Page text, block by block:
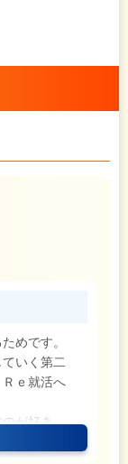
めです。
いく第二
ｅ就活へ
が好き」